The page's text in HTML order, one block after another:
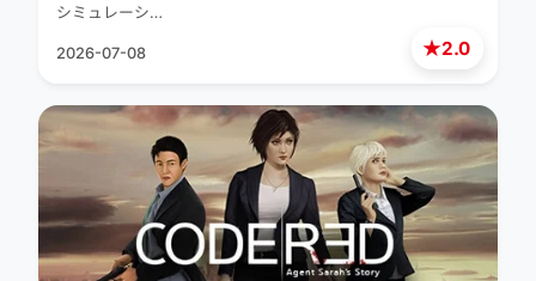
★2.0
シミュレーシ…
2026-07-08